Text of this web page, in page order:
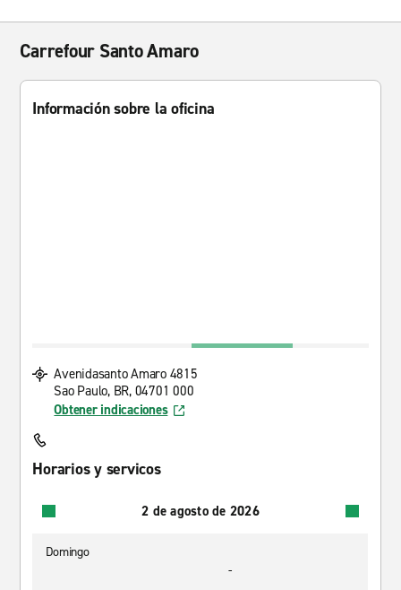
Carrefour Santo Amaro
Información sobre la oficina
Avenidasanto Amaro 4815
Sao Paulo, BR, 04701 000
Obtener indicaciones
Horarios y servicos
2 de agosto de 2026
Domingo
-